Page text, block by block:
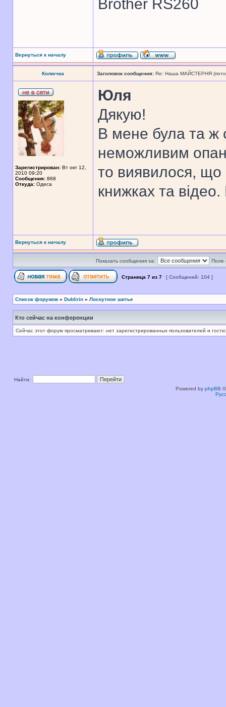
Brother RS260
Вернуться к началу
Колючка Заголовок сообщения: Re: Наша МАЙСТЕРНЯ
Зарегистрирован: Вт окт 12,
2010 09:20
Сообщения: 868
Откуда: Одеса
Юля
Дякую!
В мене була та ж
неможливим
то виявилося, що
книжках та
Вернуться к началу
Показать сообщения за: Поле
Страница 7 из 7 [ Сообщений: 104 ]
Список форумов » Dublirin » Лоскутное шитье
Кто сейчас на конференции
Сейчас этот форум просматривают: нет зарегистрированных пользователей и
Найти:
Powered by phpBB